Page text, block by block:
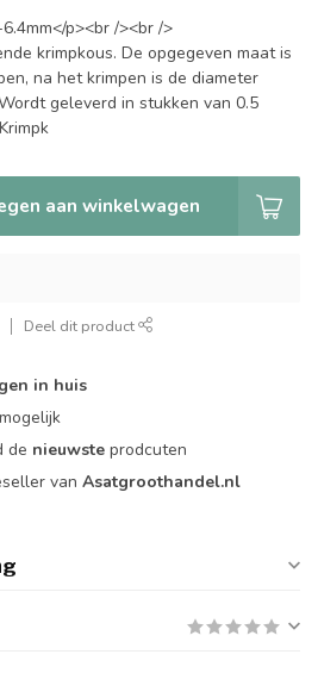
p><br /><br />
krimpkous. De opgegeven maat is
na het krimpen is de diameter
geleverd in stukken van 0.5
aan winkelwagen
Deel dit product
in huis
de nieuwste prodcuten
van Asatgroothandel.nl